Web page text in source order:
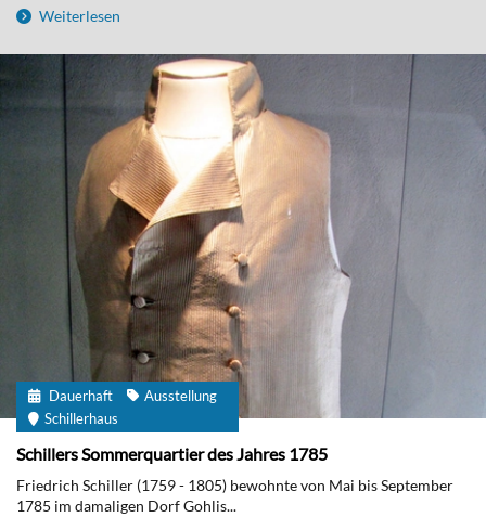
Weiterlesen
Dauerhaft
Ausstellung
Schillerhaus
Schillers Sommerquartier des Jahres 1785
Friedrich Schiller (1759 - 1805) bewohnte von Mai bis September
1785 im damaligen Dorf Gohlis...